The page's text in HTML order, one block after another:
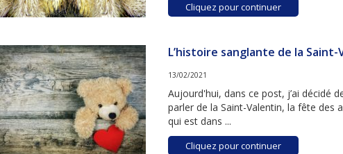
Cliquez pour continuer
L’histoire sanglante de la Saint-
13/02/2021
Aujourd'hui, dans ce post, j’ai décidé
parler de la Saint-Valentin, la fête des
qui est dans ...
Cliquez pour continuer